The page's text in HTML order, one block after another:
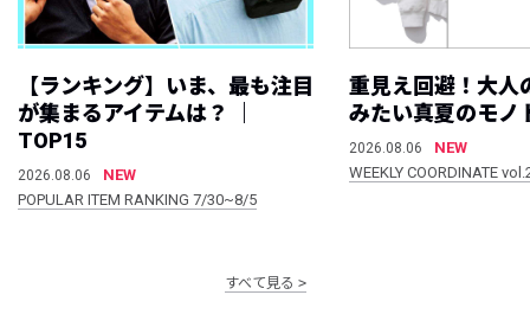
【ランキング】いま、最も注目
が集まるアイテムは？ ｜
TOP15
2026.08.06
NEW
POPULAR ITEM RANKING 7/30~8/5
重見え回避！大人
みたい真夏のモノ
2026.08.06
NEW
WEEKLY COORDINATE
すべて見る